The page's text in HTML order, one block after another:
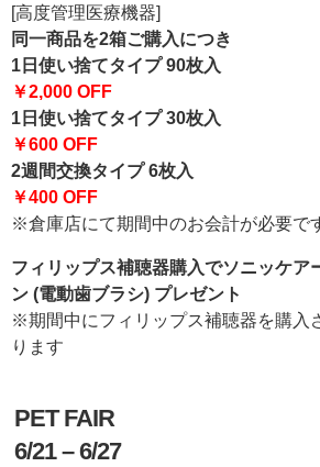
[高度管理医療機器]
同一商品を2箱ご購入につき
1日使い捨てタイプ 90枚入
￥2,000 OFF
1日使い捨てタイプ 30枚入
￥600 OFF
2週間交換タイプ 6枚入
￥400 OFF
※倉庫店にて期間中のお会計が必要で
フィリップス補聴器購入でソニッケア
ン (電動歯ブラシ) プレゼント
※期間中にフィリップス補聴器を購入
ります
PET FAIR
6/21 – 6/27